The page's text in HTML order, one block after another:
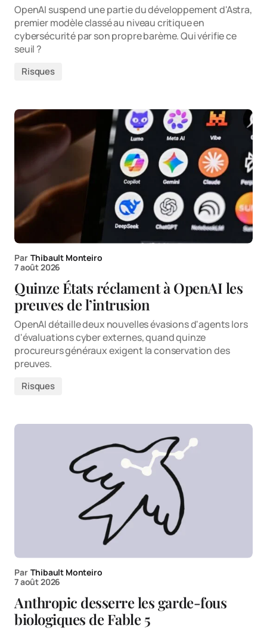
OpenAI suspend une partie du développement d'Astra,
premier modèle classé au niveau critique en
cybersécurité par son propre barème. Qui vérifie ce
seuil ?
Risques
Par Thibault Monteiro
7 août 2026
Quinze États réclament à OpenAI les
preuves de l’intrusion
OpenAI détaille deux nouvelles évasions d'agents lors
d'évaluations cyber externes, quand quinze
procureurs généraux exigent la conservation des
preuves.
Risques
Par Thibault Monteiro
7 août 2026
Anthropic desserre les garde-fous
biologiques de Fable 5